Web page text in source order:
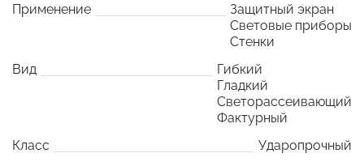
Применение
Защитный экран
Световые приборы
Стенки
Вид
Гибкий
Гладкий
Светорассеивающий
Фактурный
Класс
Ударопрочный